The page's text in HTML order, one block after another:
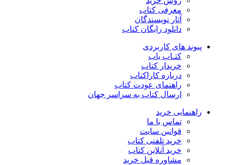
معرفی کتاب
آثار نویسندگان
دانلود رایگان کتاب
پیوند های کاربردی
کتـاب یاب
خریدار کتاب
درباره کاراکتاب
راهنمای عودت کتاب
ارسال کتاب به سراسر جهان
راهنمایی خرید
تماس با ما
قوانین سایت
خرید تلفنی کتاب
خرید آنلاین کتاب
مشاوره قبل خرید